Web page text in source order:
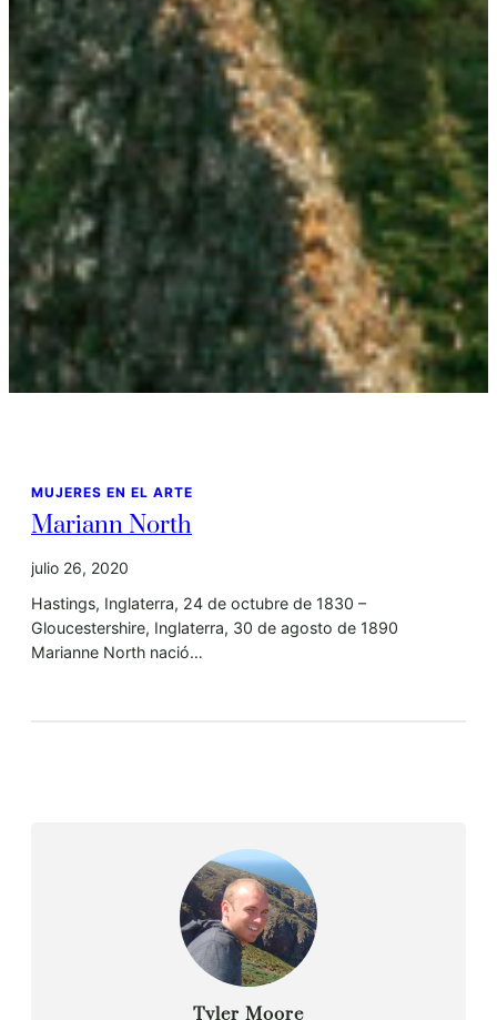
MUJERES EN EL ARTE
Mariann North
julio 26, 2020
Hastings, Inglaterra, 24 de octubre de 1830 –
Gloucestershire, Inglaterra, 30 de agosto de 1890
Marianne North nació…
Tyler Moore